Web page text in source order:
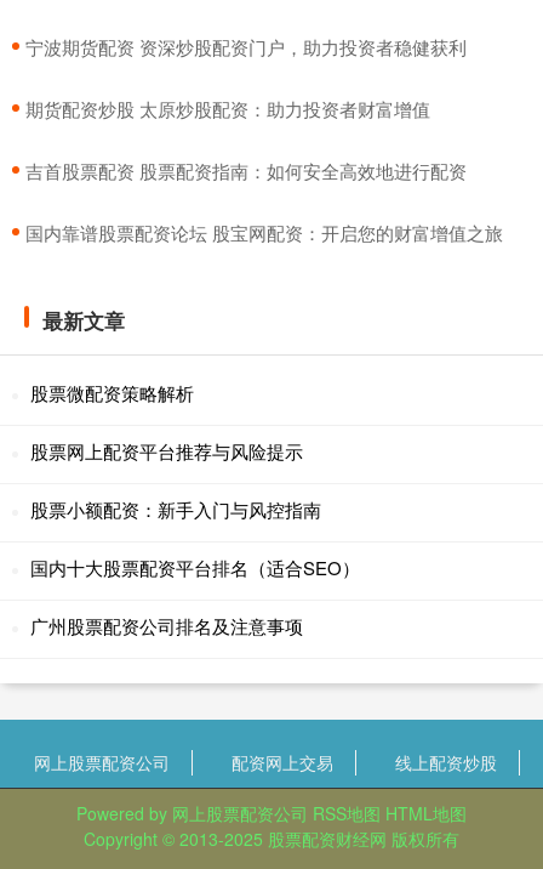
​宁波期货配资 资深炒股配资门户，助力投资者稳健获利
​期货配资炒股 太原炒股配资：助力投资者财富增值
​吉首股票配资 股票配资指南：如何安全高效地进行配资
​国内靠谱股票配资论坛 股宝网配资：开启您的财富增值之旅
最新文章
股票微配资策略解析
股票网上配资平台推荐与风险提示
股票小额配资：新手入门与风控指南
国内十大股票配资平台排名（适合SEO）
广州股票配资公司排名及注意事项
网上股票配资公司 配资网上交易 线上配资炒股
Powered by 网上股票配资公司 RSS地图 HTML地图
Copyright © 2013-2025 股票配资财经网 版权所有